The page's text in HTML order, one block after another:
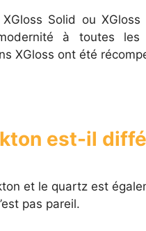
Solid ou
à toutes les
XGloss ont été
est-il
et le quartz est
pas pareil.